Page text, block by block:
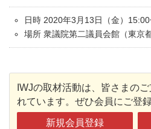
日時 2020年3月13日（金）15:00
場所 衆議院第二議員会館（東京
IWJの取材活動は、皆さまの
れています。ぜひ会員にご登
新規会員登録